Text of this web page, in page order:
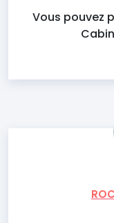
Vous pouvez